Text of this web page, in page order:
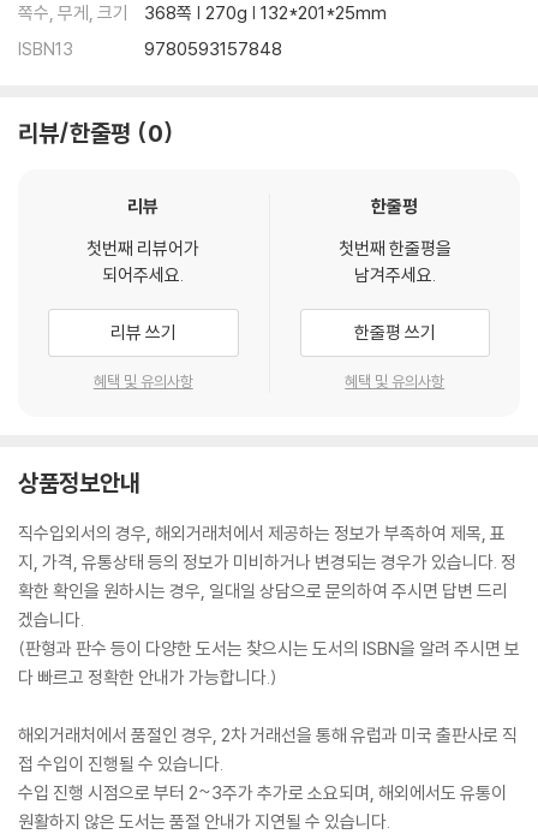
쪽수, 무게, 크기
368쪽 | 270g | 132*201*25mm
ISBN13
9780593157848
리뷰/한줄평 0
리뷰
첫번째 리뷰어가
되어주세요.
리뷰 쓰기
혜택 및 유의사항
한줄평
첫번째 한줄평을
남겨주세요.
한줄평 쓰기
혜택 및 유의사항
상품정보안내
직수입외서의 경우, 해외거래처에서 제공하는 정보가 부족하여 제목, 표
지, 가격, 유통상태 등의 정보가 미비하거나 변경되는 경우가 있습니다. 정
확한 확인을 원하시는 경우, 일대일 상담으로 문의하여 주시면 답변 드리
겠습니다.
(판형과 판수 등이 다양한 도서는 찾으시는 도서의 ISBN을 알려 주시면 보
다 빠르고 정확한 안내가 가능합니다.)
해외거래처에서 품절인 경우, 2차 거래선을 통해 유럽과 미국 출판사로 직
접 수입이 진행될 수 있습니다.
수입 진행 시점으로 부터 2~3주가 추가로 소요되며, 해외에서도 유통이
원활하지 않은 도서는 품절 안내가 지연될 수 있습니다.